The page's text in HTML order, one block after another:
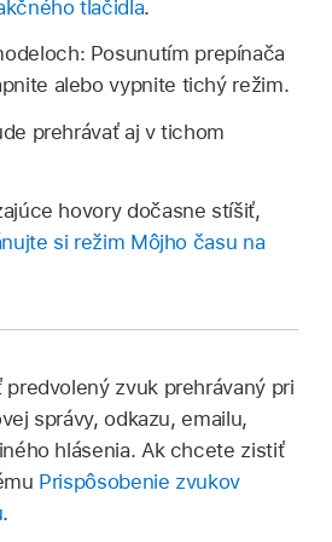
tlačidla.
Posunutím prepínača
alebo vypnite tichý režim.
prehrávať aj v tichom
hovory dočasne stíšiť,
si režim Môjho času na
zvuk prehrávaný pri
správy, odkazu, emailu,
hlásenia. Ak chcete zistiť
Prispôsobenie zvukov
.